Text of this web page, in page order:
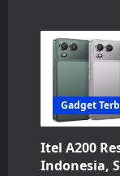
Gadget
Itel A200
Indonesia,